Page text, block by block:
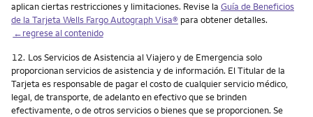
aplican ciertas restricciones y limitaciones. Revise la Guía de Beneficios
de la Tarjeta Wells Fargo Autograph Visa® para obtener detalles.
←regrese al contenido
Nota
12. Los Servicios de Asistencia al Viajero y de Emergencia solo
proporcionan servicios de asistencia y de información. El Titular de la
Tarjeta es responsable de pagar el costo de cualquier servicio médico,
legal, de transporte, de adelanto en efectivo que se brinden
efectivamente, o de otros servicios o bienes que se proporcionen. Se